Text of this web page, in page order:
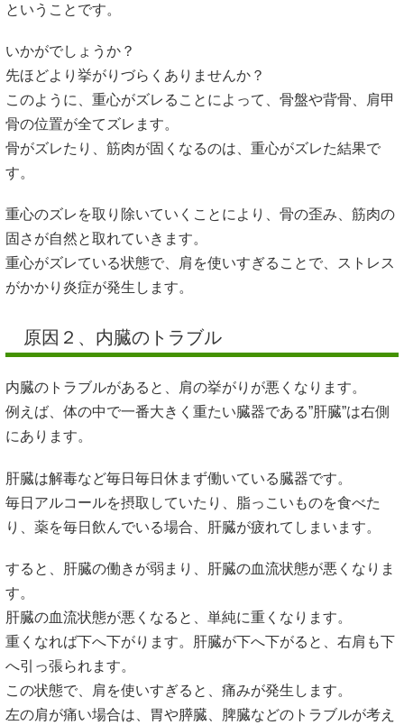
ということです。
いかがでしょうか？
先ほどより挙がりづらくありませんか？
このように、重心がズレることによって、骨盤や背骨、肩甲
骨の位置が全てズレます。
骨がズレたり、筋肉が固くなるのは、重心がズレた結果で
す。
重心のズレを取り除いていくことにより、骨の歪み、筋肉の
固さが自然と取れていきます。
重心がズレている状態で、肩を使いすぎることで、ストレス
がかかり炎症が発生します。
原因２、内臓のトラブル
内臓のトラブルがあると、肩の挙がりが悪くなります。
例えば、体の中で一番大きく重たい臓器である”肝臓”は右側
にあります。
肝臓は解毒など毎日毎日休まず働いている臓器です。
毎日アルコールを摂取していたり、脂っこいものを食べた
り、薬を毎日飲んでいる場合、肝臓が疲れてしまいます。
すると、肝臓の働きが弱まり、肝臓の血流状態が悪くなりま
す。
肝臓の血流状態が悪くなると、単純に重くなります。
重くなれば下へ下がります。肝臓が下へ下がると、右肩も下
へ引っ張られます。
この状態で、肩を使いすぎると、痛みが発生します。
左の肩が痛い場合は、胃や膵臓、脾臓などのトラブルが考え